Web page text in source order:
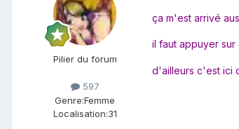
Pilier du forum
597
Genre:Femme
Localisation:31
ça m'est arrivé
il faut appuyer sur
d'ailleurs c'est ici